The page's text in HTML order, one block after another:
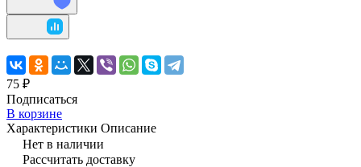
75 ₽
Подписаться
В корзине
Характеристики Описание
Нет в наличии
Рассчитать доставку